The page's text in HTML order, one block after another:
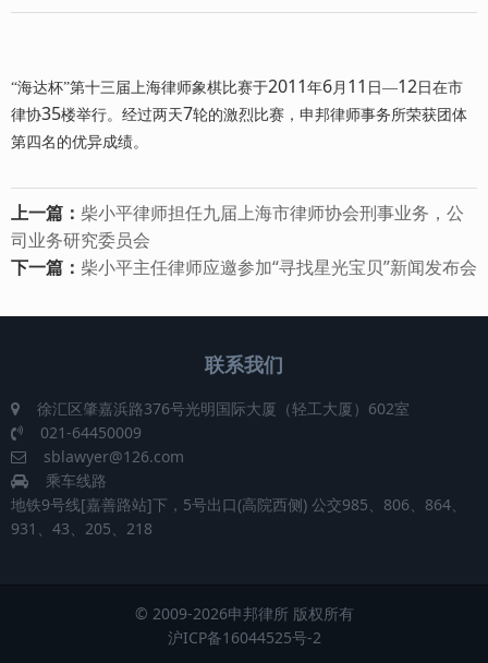
“海达杯”第十三届上海律师象棋比赛于2011 年6月 11 日—12 日在市
律协35楼举行。经过两天7轮的激烈比赛，申邦律师事务所荣获团体
第四名的优异成绩。
上一篇： 柴小平律师担任九届上海市律师协会刑事业务，公
司业务研究委员会
下一篇： 柴小平主任律师应邀参加“寻找星光宝贝”新闻发布会
联系我们
徐汇区肇嘉浜路376号光明国际大厦（轻工大厦）602室
021-64450009
sblawyer@126.com
乘车线路
地铁9号线[嘉善路站]下，5号出口(高院西侧) 公交985、806、864、
931、43、205、218
© 2009-2026申邦律所 版权所有
沪ICP备16044525号-2